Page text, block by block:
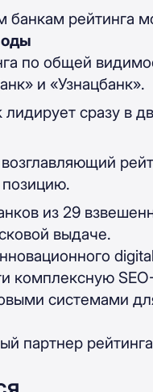
банкам рейтинга
по общей
и «Узнацбанк».
лидирует сразу в
из 29
выдаче.
комплексную
системами
партнер